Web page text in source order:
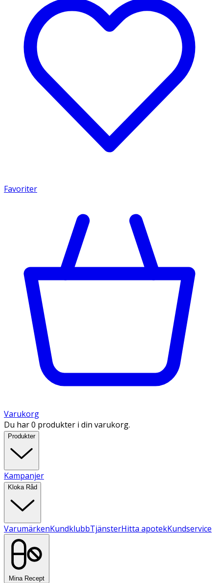
Favoriter
Varukorg
Du har 0 produkter i din varukorg.
Produkter
Kampanjer
Kloka Råd
VarumärkenKundklubbTjänsterHitta apotekKundservice
Mina Recept